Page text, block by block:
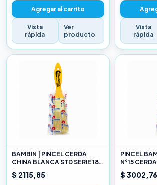
Agregar al carrito
Vista
rápida
Ver
producto
Vista
rápida
BAMBIN | PINCEL CERDA
CHINA BLANCA STD SERIE 189
10
$ 2115,85
PINCEL
N°15
$ 3002,76